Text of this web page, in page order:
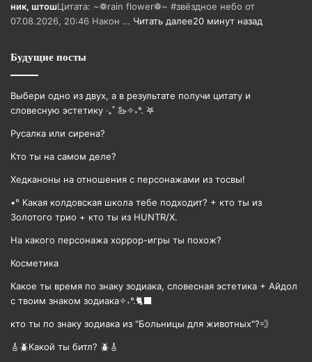
ник, штошЦитата: ~❁rain flower❁~ #звёздное небо от
07.08.2026, 20:46 Након … Читать далее20 минут назад
Будущие посты
Выбери одно из двух, а в результате получи цитату и
словесную эстетику ‧₊˚ 🦢✧˖°. ࣪𖤐
Русалка или сирена?
Кто ты на самом деле?
Хедканоны на отношения с персонажами из тосвы!
•° Какая колдовская школа тебе подходит? + кто ты из
Золотого трио + кто ты из HUNTR/X.
На какого персонажа хоррор-игры ты похож?
Косметика
Какое ты время по знаку зодиака, словесная эстетика + Айдол
с твоим знаком зодиака✧˖°.🐈‍⬛
кто ты по знаку зодиака из "Больницы для животных"?💨
🎸🪲Какой ты битл? 🪲🎸